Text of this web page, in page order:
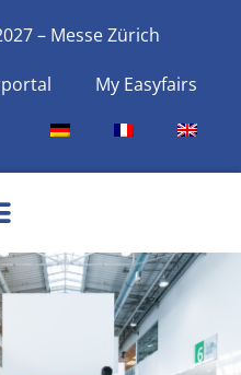
– Messe Zürich
My Easyfairs